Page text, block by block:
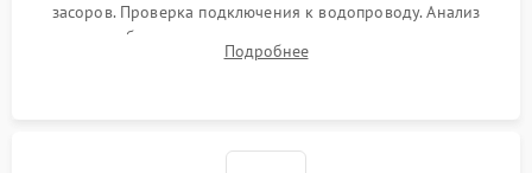
засоров. Проверка подключения к водопроводу. Анализ
жалоб на отсутствие слива, нагрева, вращения
разбрызгивателей или срабатывание системы защиты
Подробнее